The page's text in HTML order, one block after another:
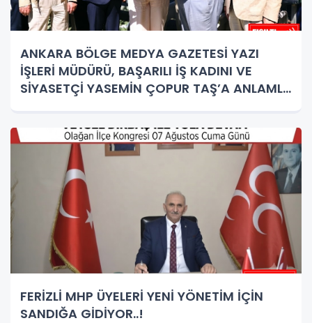
ANKARA BÖLGE MEDYA GAZETESİ YAZI
İŞLERİ MÜDÜRÜ, BAŞARILI İŞ KADINI VE
SİYASETÇİ YASEMİN ÇOPUR TAŞ’A ANLAMLI
FERİZLİ MHP ÜYELERİ YENİ YÖNETİM İÇİN
SANDIĞA GİDİYOR..!